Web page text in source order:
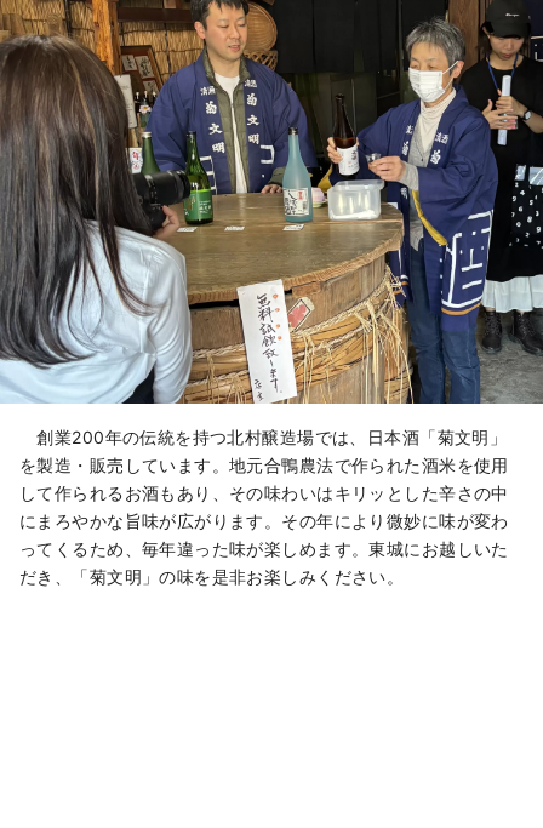
創業200年の伝統を持つ北村醸造場では、日本酒「菊文明」
を製造・販売しています。地元合鴨農法で作られた酒米を使用
して作られるお酒もあり、その味わいはキリッとした辛さの中
にまろやかな旨味が広がります。その年により微妙に味が変わ
ってくるため、毎年違った味が楽しめます。東城にお越しいた
だき、「菊文明」の味を是非お楽しみください。